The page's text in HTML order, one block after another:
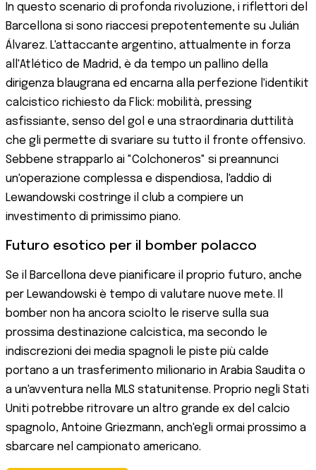
In questo scenario di profonda rivoluzione, i riflettori del
Barcellona si sono riaccesi prepotentemente su Julián
Álvarez. L'attaccante argentino, attualmente in forza
all'Atlético de Madrid, è da tempo un pallino della
dirigenza blaugrana ed encarna alla perfezione l'identikit
calcistico richiesto da Flick: mobilità, pressing
asfissiante, senso del gol e una straordinaria duttilità
che gli permette di svariare su tutto il fronte offensivo.
Sebbene strapparlo ai "Colchoneros" si preannunci
un'operazione complessa e dispendiosa, l'addio di
Lewandowski costringe il club a compiere un
investimento di primissimo piano.
Futuro esotico per il bomber polacco
Se il Barcellona deve pianificare il proprio futuro, anche
per Lewandowski è tempo di valutare nuove mete. Il
bomber non ha ancora sciolto le riserve sulla sua
prossima destinazione calcistica, ma secondo le
indiscrezioni dei media spagnoli le piste più calde
portano a un trasferimento milionario in Arabia Saudita o
a un'avventura nella MLS statunitense. Proprio negli Stati
Uniti potrebbe ritrovare un altro grande ex del calcio
spagnolo, Antoine Griezmann, anch'egli ormai prossimo a
sbarcare nel campionato americano.